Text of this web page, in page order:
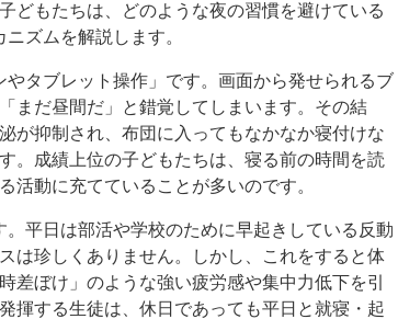
どもたちは、どのような夜の習慣を避けている
ズムを解説します。
タブレット操作」です。画面から発せられるブ
まだ昼間だ」と錯覚してしまいます。その結
が抑制され、布団に入ってもなかなか寝付けな
。成績上位の子どもたちは、寝る前の時間を読
活動に充てていることが多いのです。
平日は部活や学校のために早起きしている反動
は珍しくありません。しかし、これをすると体
差ぼけ」のような強い疲労感や集中力低下を引
揮する生徒は、休日であっても平日と就寝・起